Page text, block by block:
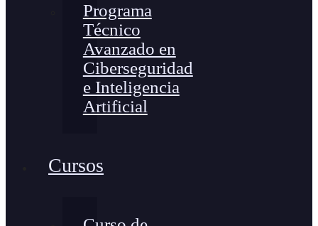
Programa
Técnico
Avanzado en
Ciberseguridad
e Inteligencia
Artificial
Cursos